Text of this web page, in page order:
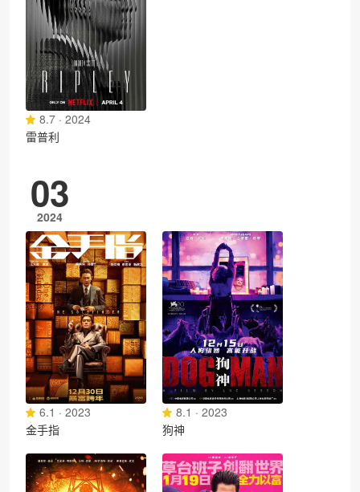
8.7 · 2024
雷普利
03
2024
6.1 · 2023
金手指
8.1 · 2023
狗神